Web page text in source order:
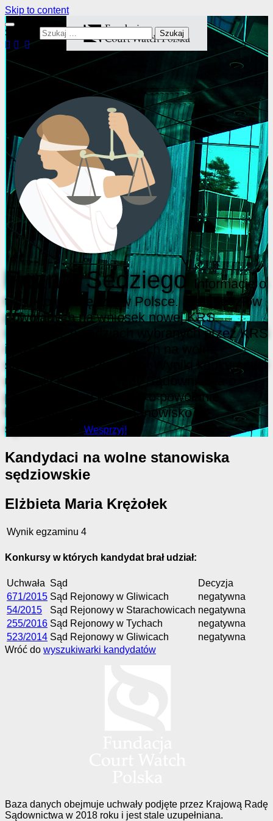
Skip to content
Szukaj:
Poznaj Sędziego
Informacje o
tym, kto jest sędzią w Polsce. Lista sędziów
powołanych na wniosek nowej KRS.
Informacje o sędziach wybranych przez KRS
i pozostałych kandydatach na wolne
stanowiska sędziowskie. Wyniki konkursów i
uchwały Krajowej Rady Sądownictwa o
przedstawieniu wniosku o powołanie
kandydata na wolne stanowisko
sędziowskie.
Wesprzyj!
Kandydaci na wolne stanowiska
sędziowskie
Elżbieta Maria Krężołek
Wynik egzaminu 4
Konkursy w których kandydat brał udział:
Uchwała Sąd
Decyzja
671/2015 Sąd Rejonowy w Gliwicach
negatywna
54/2015
Sąd Rejonowy w Starachowicach negatywna
255/2016 Sąd Rejonowy w Tychach
negatywna
523/2014 Sąd Rejonowy w Gliwicach
negatywna
Wróć do wyszukiwarki kandydatów
Baza danych obejmuje uchwały podjęte przez Krajową Radę
Sądownictwa w 2018 roku i jest stale uzupełniana.